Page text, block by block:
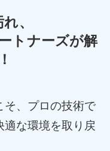
、
トナーズが解
そ、プロの技術で
な環境を取り戻